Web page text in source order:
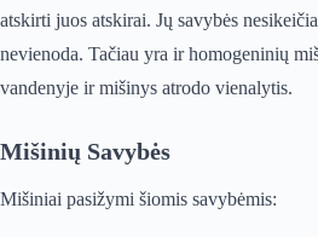
atskirti juos atskirai. Jų savybės
nevienoda. Tačiau yra ir homogeninių
vandenyje ir mišinys atrodo vienalytis.
Mišinių Savybės
Mišiniai pasižymi šiomis savybėmis: